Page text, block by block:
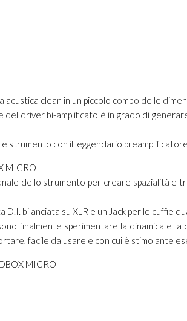
clean in un piccolo combo delle
del driver bi-amplificato è in grado di
strumento con il leggendario
MICRO
dello strumento per creare spazialità e
bilanciata su XLR e un Jack per le cuffie
finalmente sperimentare la dinamica e
facile da usare e con cui è stimolante
MICRO